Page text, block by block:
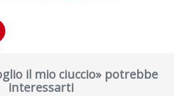
il mio ciuccio» potrebbe
interessarti